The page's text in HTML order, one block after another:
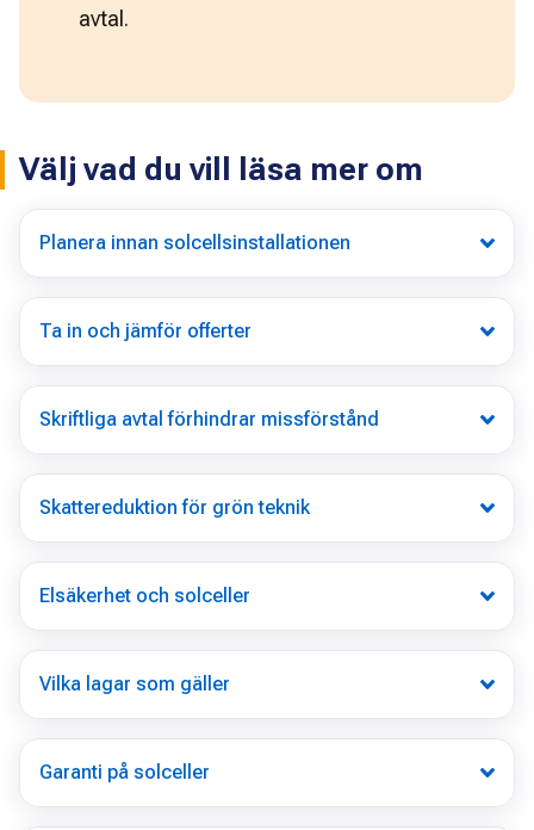
avtal.
Välj vad du vill läsa mer om
Planera innan solcellsinstallationen
Ta in och jämför offerter
Skriftliga avtal förhindrar missförstånd
Skattereduktion för grön teknik
Elsäkerhet och solceller
Vilka lagar som gäller
Garanti på solceller